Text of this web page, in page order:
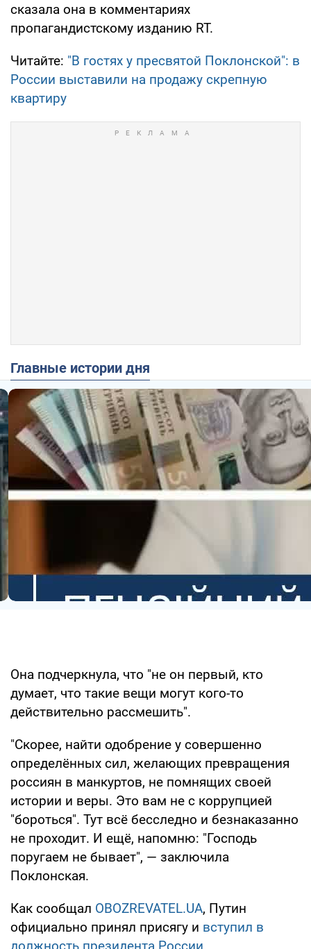
сказала она в комментариях
пропагандистскому изданию RT.
Читайте: "В гостях у пресвятой Поклонской": в
России выставили на продажу скрепную
квартиру
Главные истории дня
Она подчеркнула, что "не он первый, кто
думает, что такие вещи могут кого-то
действительно рассмешить".
"Скорее, найти одобрение у совершенно
определённых сил, желающих превращения
россиян в манкуртов, не помнящих своей
истории и веры. Это вам не с коррупцией
"бороться". Тут всё бесследно и безнаказанно
не проходит. И ещё, напомню: "Господь
поругаем не бывает", — заключила
Поклонская.
Как сообщал OBOZREVATEL.UA, Путин
официально принял присягу и вступил в
должность президента России.